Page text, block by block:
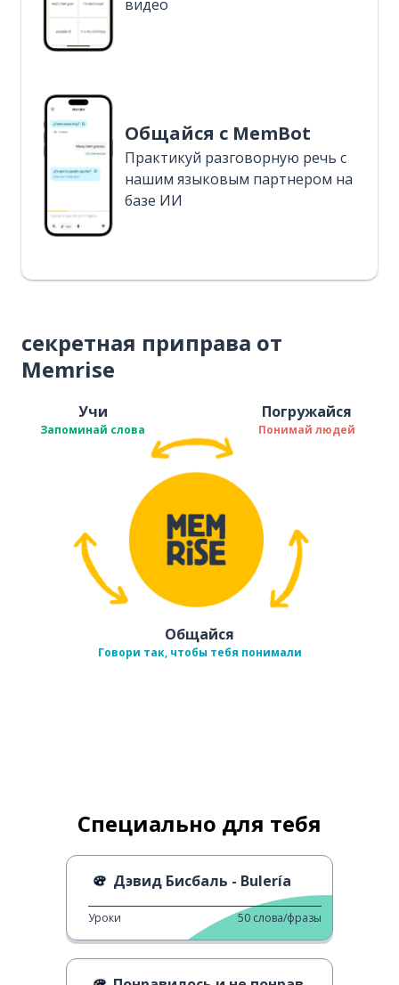
видео
Общайся с MemBot
Практикуй разговорную речь с
нашим языковым партнером на
базе ИИ
секретная приправа от
Memrise
Учи
Запоминай слова
Погружайся
Понимай людей
Общайся
Говори так, чтобы тебя понимали
Специально для тебя
Дэвид Бисбаль - Bulería
Уроки 50 слова/фразы